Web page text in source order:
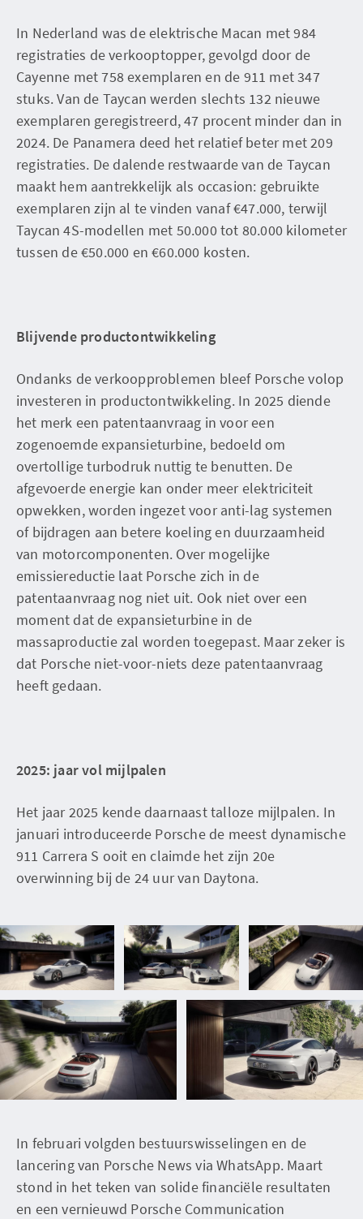
In Nederland was de elektrische Macan met 984
registraties de verkooptopper, gevolgd door de
Cayenne met 758 exemplaren en de 911 met 347
stuks. Van de Taycan werden slechts 132 nieuwe
exemplaren geregistreerd, 47 procent minder dan in
2024. De Panamera deed het relatief beter met 209
registraties. De dalende restwaarde van de Taycan
maakt hem aantrekkelijk als occasion: gebruikte
exemplaren zijn al te vinden vanaf €47.000, terwijl
Taycan 4S-modellen met 50.000 tot 80.000 kilometer
tussen de €50.000 en €60.000 kosten.
Blijvende productontwikkeling
Ondanks de verkoopproblemen bleef Porsche volop
investeren in productontwikkeling. In 2025 diende
het merk een patentaanvraag in voor een
zogenoemde expansieturbine, bedoeld om
overtollige turbodruk nuttig te benutten. De
afgevoerde energie kan onder meer elektriciteit
opwekken, worden ingezet voor anti-lag systemen
of bijdragen aan betere koeling en duurzaamheid
van motorcomponenten. Over mogelijke
emissiereductie laat Porsche zich in de
patentaanvraag nog niet uit. Ook niet over een
moment dat de expansieturbine in de
massaproductie zal worden toegepast. Maar zeker is
dat Porsche niet-voor-niets deze patentaanvraag
heeft gedaan.
2025: jaar vol mijlpalen
Het jaar 2025 kende daarnaast talloze mijlpalen. In
januari introduceerde Porsche de meest dynamische
911 Carrera S ooit en claimde het zijn 20e
overwinning bij de 24 uur van Daytona.
In februari volgden bestuurswisselingen en de
lancering van Porsche News via WhatsApp. Maart
stond in het teken van solide financiële resultaten
en een vernieuwd Porsche Communication